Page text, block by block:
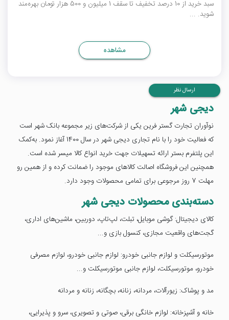
سبد خرید از 10 درصد تخفیف تا سقف 1 میلیون و 500 هزار تومان بهره‌مند
شوید. ...
مشاهده
ارسال نظر
دیجی شهر
نوآوران تجارت گستر فرین یکی از شرکت‌های زیر مجموعه بانک شهر است
که فعالیت خود را با نام تجاری دیجی شهر در سال 1400 آغاز نمود. به‌کمک
این پلتفرم بستر ارائه تسهیلات جهت خرید انواع کالا میسر شده است.
همچنین این فروشگاه اصالت کالاهای موجود را ضمانت کرده و از همین رو
مهلت 7 روز مرجوعی برای تمامی محصولات وجود دارد.
دسته‌بندی محصولات دیجی شهر
کالای دیجیتال: گوشی موبایل، تبلت، لپ‌تاپ، دوربین، ماشین‌های اداری،
گجت‌های واقعیت مجازی، کنسول بازی و...
موتورسیکلت و لوازم جانبی خودرو: لوازم جانبی خودرو، لوازم مصرفی
خودرو، موتورسیکلت، لوازم جانبی موتورسیکلت و...
مد و پوشاک: زیورآلات، مردانه، زنانه، بچگانه، زنانه و مردانه
خانه و آشپزخانه: لوازم خانگی برقی، صوتی و تصویری، سرو و پذیرایی،